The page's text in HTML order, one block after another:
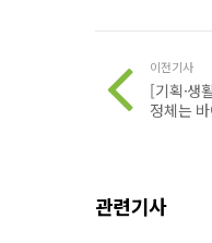
이전기사
[기획·생
정체는
관련기사